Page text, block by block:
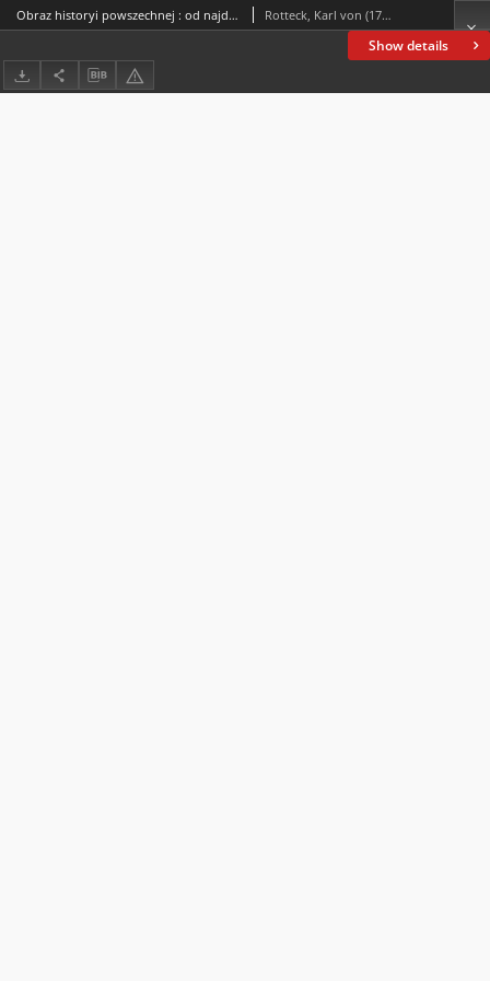
Show details
Obraz historyi powszechnej : od najdawniejszych do najnowszych czasów. T. 4 Rotteck, Karl von (1775-1840)